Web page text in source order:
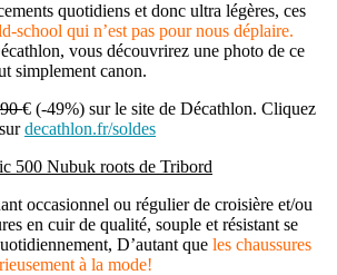
quotidiens et donc ultra légères, ces
school qui n’est pas pour nous déplaire.
vous découvrirez une photo de ce
simplement canon.
€ (-49%) sur le site de Décathlon. Cliquez
decathlon.fr/soldes
500 Nubuk roots de Tribord
occasionnel ou régulier de croisière et/ou
en cuir de qualité, souple et résistant se
D’autant que les chaussures
à la mode!